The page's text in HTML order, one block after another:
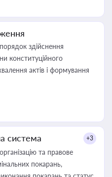
здійснення
конституційного
актів і формування
система +3
та правове
покарань,